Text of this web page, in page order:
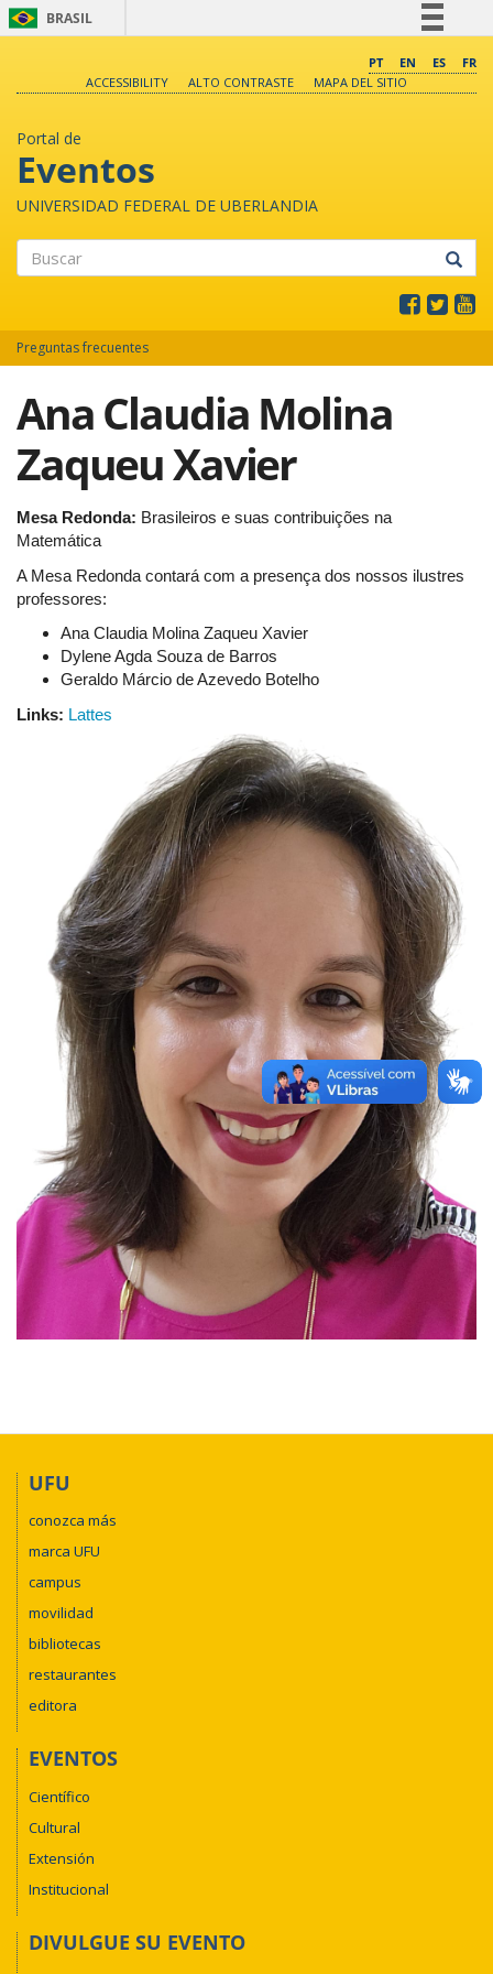
BRASIL
Comunica BR
PT EN ES
FR
ACCESSIBILITY
ALTO CONTRASTE MAPA DEL SITIO
Portal de
Eventos
UNIVERSIDAD FEDERAL DE UBERLANDIA
Preguntas frecuentes
Ana Claudia Molina
Zaqueu Xavier
Mesa Redonda: Brasileiros e suas contribuições na
Matemática
A Mesa Redonda contará com a presença dos nossos ilustres
professores:
Ana Claudia Molina Zaqueu Xavier
Dylene Agda Souza de Barros
Geraldo Márcio de Azevedo Botelho
Links: Lattes
UFU
conozca más
marca UFU
campus
movilidad
bibliotecas
restaurantes
editora
EVENTOS
Científico
Cultural
Extensión
Institucional
DIVULGUE SU EVENTO